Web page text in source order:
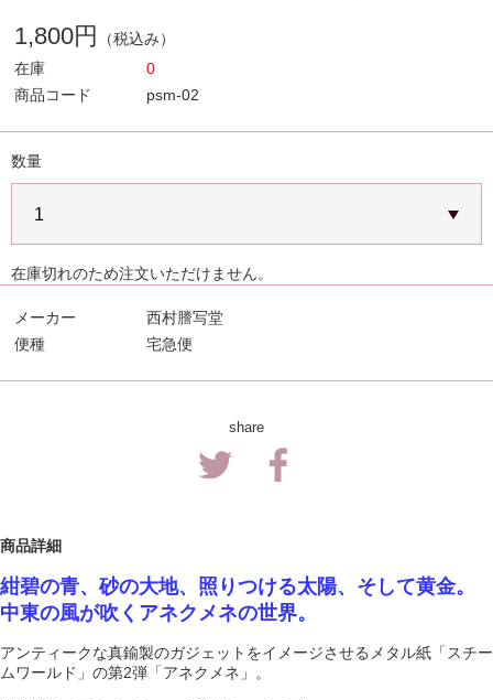
1,800円
（税込み）
在庫
0
商品コード
psm-02
数量
在庫切れのため注文いただけません。
メーカー
西村謄写堂
便種
宅急便
share
商品詳細
紺碧の青、砂の大地、照りつける太陽、そして黄金。
中東の風が吹くアネクメネの世界。
アンティークな真鍮製のガジェットをイメージさせるメタル紙「スチー
ムワールド」の第2弾「アネクメネ」。